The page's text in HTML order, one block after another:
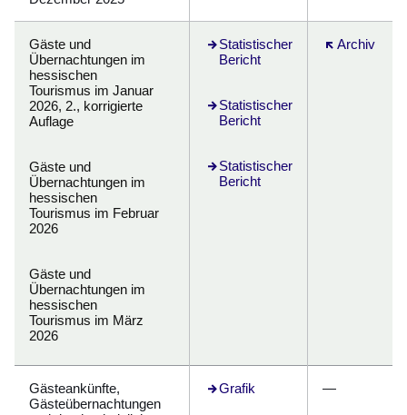
Gäste und
Übernachtungen im
hessischen
Tourismus im Januar
2026, 2., korrigierte
Auflage
Gäste und
Übernachtungen im
hessischen
Tourismus im Februar
2026
Gäste und
Übernachtungen im
hessischen
Tourismus im März
2026
Statistischer
Bericht
Öffnet sich in einem neuen
Statistischer
Bericht
Öffnet sich in einem neuen
Statistischer
Bericht
Öffnet sich in einem neuen
Archiv
Öffnet sich in
Gästeankünfte,
Gästeübernachtungen
Grafik —